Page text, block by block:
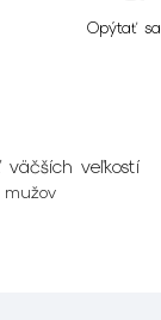
Opýtať sa
väčších veľkostí